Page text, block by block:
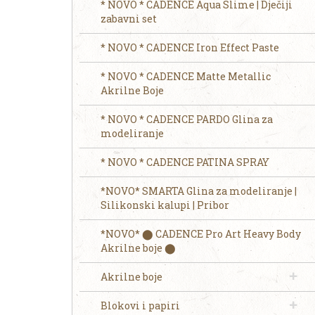
* NOVO * CADENCE Aqua Slime | Dječiji
zabavni set
* NOVO * CADENCE Iron Effect Paste
* NOVO * CADENCE Matte Metallic
Akrilne Boje
* NOVO * CADENCE PARDO Glina za
modeliranje
* NOVO * CADENCE PATINA SPRAY
*NOVO* SMARTA Glina za modeliranje |
Silikonski kalupi | Pribor
*NOVO* ⬤ CADENCE Pro Art Heavy Body
Akrilne boje ⬤
Akrilne boje
Blokovi i papiri